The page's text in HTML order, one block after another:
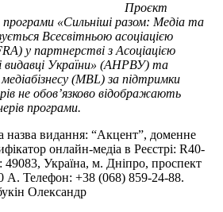
Проєкт
програми «Сильніші разом: Медіа та
Всесвітньою асоціацією
у партнерстві з Асоціацією
видавці України» (АНРВУ) та
(MBL) за підтримки
не обов’язково відображають
програми.
назва видання: “Акцент”, доменне
онлайн-медіа в Реєстрі: R40-
Україна, м. Дніпро, проспект
А. Телефон: +38 (068) 859-24-88.
Олександр